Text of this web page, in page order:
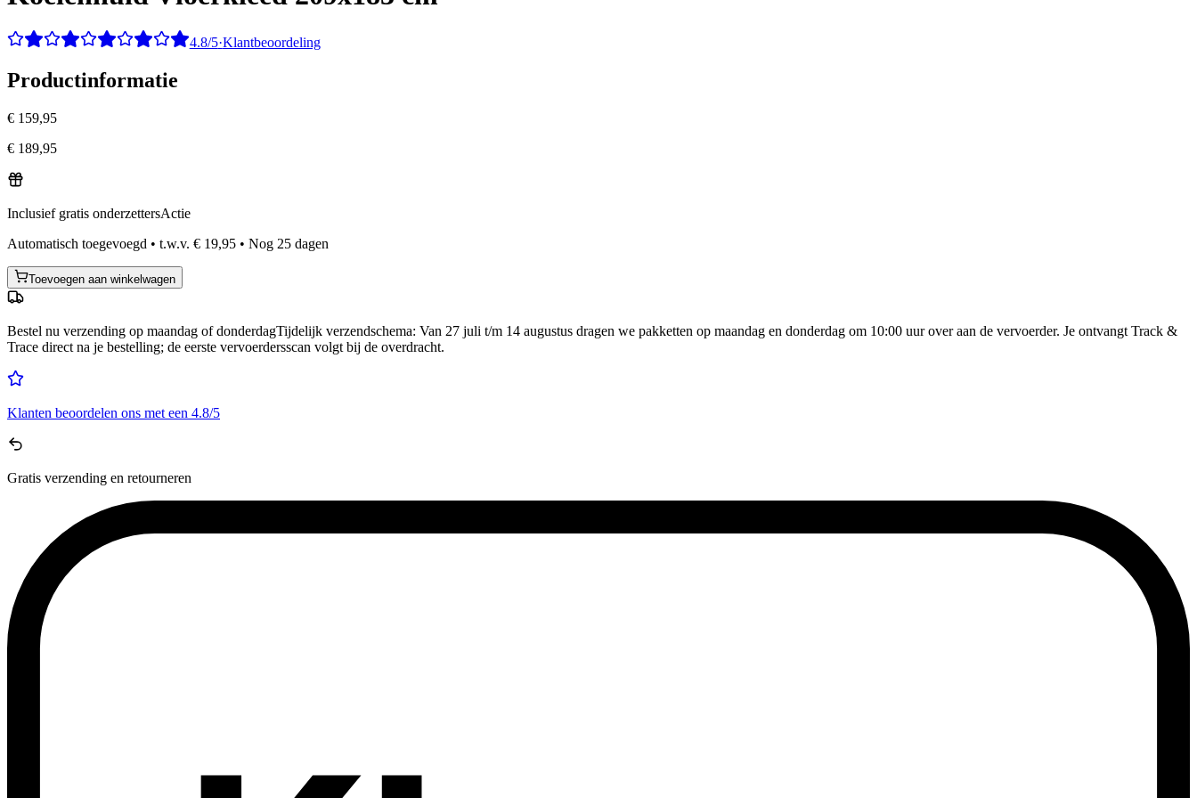
4.8/5·Klantbeoordeling
Productinformatie
€ 159,95
€ 189,95
Inclusief gratis onderzettersActie
Automatisch toegevoegd • t.w.v. € 19,95 • Nog 25 dagen
Toevoegen aan winkelwagen
Bestel nu verzending op maandag of donderdagTijdelijk verzendschema: Van 27 juli t/m 14 augustus dragen we pakketten op maandag en donderdag om 10:00 uur over aan de vervoerder. Je ontvangt Track &
Trace direct na je bestelling; de eerste vervoerdersscan volgt bij de overdracht.
Klanten beoordelen ons met een 4.8/5
Gratis verzending en retourneren